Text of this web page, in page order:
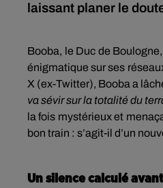
laissant planer le
Booba, le Duc de
énigmatique sur ses
X (ex-Twitter), Booba a
va sévir sur la totalité du
la fois mystérieux et
bon train : s’agit-il d’un
Un silence calculé avant